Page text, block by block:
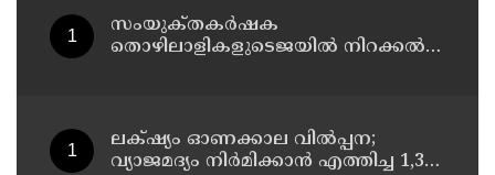
സംയുക്‌തകർഷക
തൊഴിലാളികളുടെജയിൽ നിറക്കൽ
ലക്‌ഷ്യം ഓണക്കാല വിൽപ്പന;
വ്യാജമദ്യം നിർമിക്കാൻ എത്തിച്ച 1,350